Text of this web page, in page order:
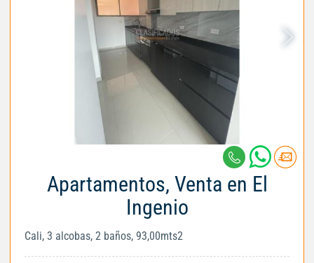
Apartamentos, Venta en El
Ingenio
Cali, 3 alcobas, 2 baños, 93,00mts2